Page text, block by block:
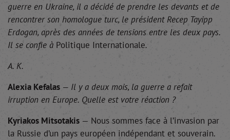
guerre en Ukraine, il a décidé de prendre les devants et de
rencontrer son homologue turc, le président Recep Tayipp
Erdogan, après des années de tensions entre les deux pays.
Il se confie à Politique Internationale.
A. K.
Alexia Kefalas — Il y a deux mois, la guerre a refait
irruption en Europe. Quelle est votre réaction ?
Kyriakos Mitsotakis — Nous sommes face à l’invasion par
la Russie d’un pays européen indépendant et souverain.